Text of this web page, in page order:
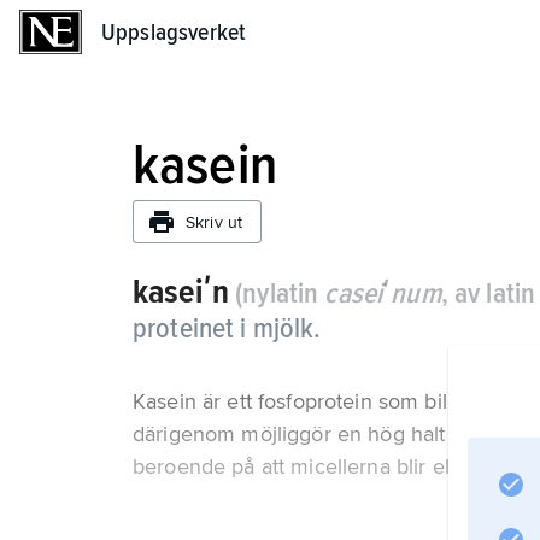
Uppslagsverket
kasein
Skriv ut
kaseiʹn (nylatin caseiʹnum, av latin
proteinet i mjölk.
Kasein är ett fosfoprotein som bildar
därigenom möjliggör en hög halt av
beroende på att micellerna blir elektriskt